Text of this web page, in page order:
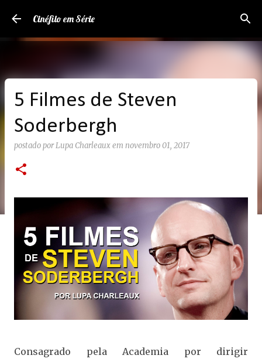
Pular para o conteúdo principal
Cinéfilo em Série
5 Filmes de Steven
Soderbergh
postado porLupa Charleauxem novembro 01, 2017
Consagrado pela Academia por dirigir